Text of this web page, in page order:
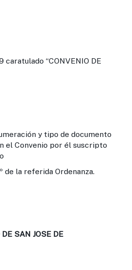
“CONVENIO DE
y tipo de documento
el Convenio por él suscripto
la referida Ordenanza.
SAN JOSE DE